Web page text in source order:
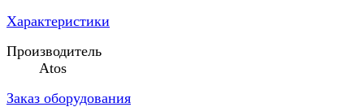
Характеристики
Производитель
Atos
Заказ оборудования